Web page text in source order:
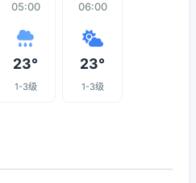
05:00
23°
1-3级
06:00
23°
1-3级